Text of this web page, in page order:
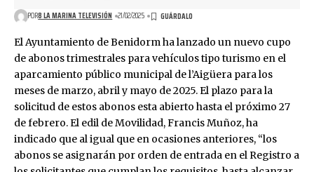
POR8 LA MARINA TELEVISIÓN 21/02/2025
El Ayuntamiento de Benidorm ha lanzado un nuevo cupo
de abonos trimestrales para vehículos tipo turismo en el
aparcamiento público municipal de l’Aigüera para los
meses de marzo, abril y mayo de 2025. El plazo para la
solicitud de estos abonos esta abierto hasta el próximo 27
de febrero. El edil de Movilidad, Francis Muñoz, ha
indicado que al igual que en ocasiones anteriores, “los
abonos se asignarán por orden de entrada en el Registro a